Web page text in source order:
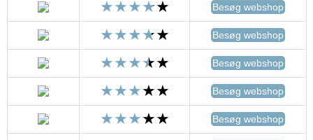
Besøg webshop
Besøg webshop
Besøg webshop
Besøg webshop
Besøg webshop